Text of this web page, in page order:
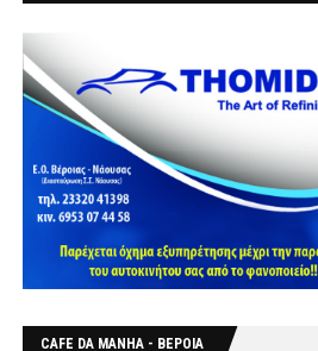
CAFE DA MANHA - ΒΕΡΟΙΑ